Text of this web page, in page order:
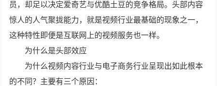
员，却足以决定爱奇艺与优酷土豆的竞争格局。头部内容
惊人的人气聚拢能力，就是视频行业最基础的现象之一，
这种特性即便是互联网上的视频服务也一样。
为什么是头部效应
为什么视频内容行业与电子商务行业呈现出如此根本
的不同？主要有三个原因：